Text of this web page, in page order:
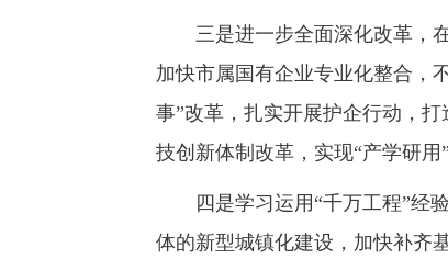
三是进一步全面深化改革，在
加快市属国有企业专业化整合，
事”改革，扎实开展护企行动，
技创新体制改革，实现“产学研用
四是学习运用“千万工程”经验
体的新型城镇化建设，加快补齐